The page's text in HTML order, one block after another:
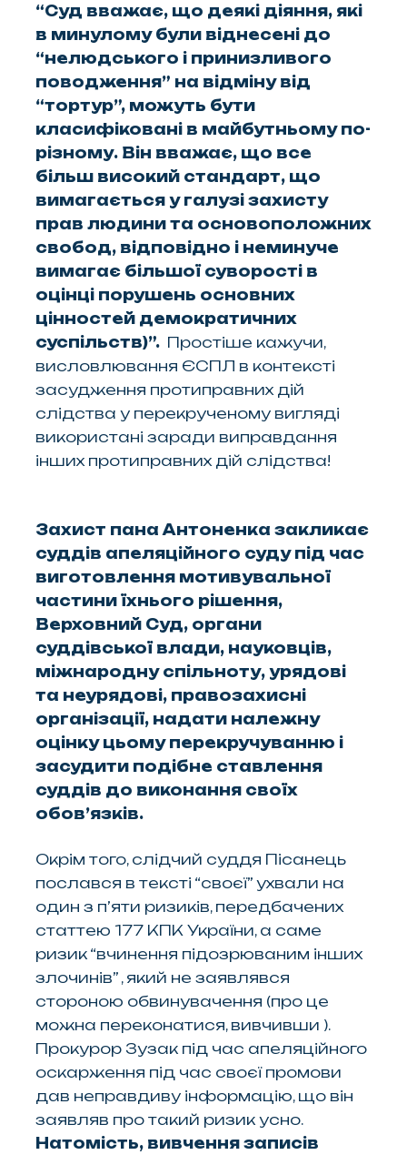
“Суд вважає, що деякі діяння, які
в минулому були віднесені до
“нелюдського і принизливого
поводження” на відміну від
“тортур”, можуть бути
класифіковані в майбутньому по-
різному. Він вважає, що все
більш високий стандарт, що
вимагається у галузі захисту
прав людини та основоположних
свобод, відповідно і неминуче
вимагає більшої суворості в
оцінці порушень основних
цінностей демократичних
суспільств)”. Простіше кажучи,
висловлювання ЄСПЛ в контексті
засудження протиправних дій
слідства у перекрученому вигляді
використані заради виправдання
інших протиправних дій слідства!
Захист пана Антоненка закликає
суддів апеляційного суду під час
виготовлення мотивувальної
частини їхнього рішення,
Верховний Суд, органи
суддівської влади, науковців,
міжнародну спільноту, урядові
та неурядові, правозахисні
організації, надати належну
оцінку цьому перекручуванню і
засудити подібне ставлення
суддів до виконання своїх
обов’язків.
Окрім того, слідчий суддя Пісанець
послався в тексті “своєї” ухвали на
один з п’яти ризиків, передбачених
статтею 177 КПК України, а саме
ризик “вчинення підозрюваним інших
злочинів” , який не заявлявся
стороною обвинувачення (про це
можна переконатися, вивчивши ).
Прокурор Зузак під час апеляційного
оскарження під час своєї промови
дав неправдиву інформацію, що він
заявляв про такий ризик усно.
Натомість, вивчення записів